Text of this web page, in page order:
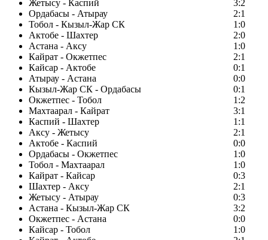
Жетысу - Каспий
3:2
Ордабасы - Атырау
2:1
Тобол - Кызыл-Жар СК
1:0
Актобе - Шахтер
2:0
Астана - Аксу
1:0
Кайрат - Окжетпес
2:1
Кайсар - Актобе
0:1
Атырау - Астана
0:0
Кызыл-Жар СК - Ордабасы
0:1
Окжетпес - Тобол
1:2
Махтаарал - Кайрат
3:1
Каспий - Шахтер
1:1
Аксу - Жетысу
2:1
Актобе - Каспий
0:0
Ордабасы - Окжетпес
1:0
Тобол - Махтаарал
1:0
Кайрат - Кайсар
0:3
Шахтер - Аксу
2:1
Жетысу - Атырау
0:3
Астана - Кызыл-Жар СК
3:2
Окжетпес - Астана
0:0
Кайсар - Тобол
1:0